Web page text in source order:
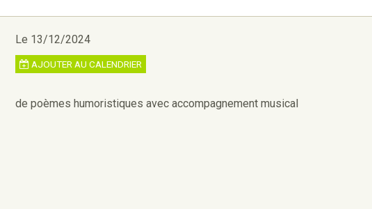
Le 13/12/2024
AJOUTER AU CALENDRIER
de poèmes humoristiques avec accompagnement musical